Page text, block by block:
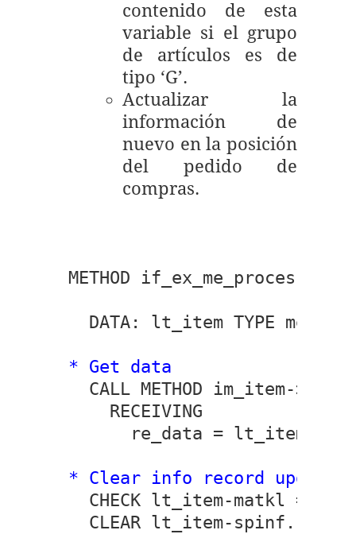
contenido de esta
variable si el grupo
de artículos es de
tipo ‘G’.
Actualizar la
información de
nuevo en la posición
del pedido de
compras.
METHOD
DATA: lt_item TYPE
* Get data
CALL METHOD im_item-
RECEIVING
re_data = lt_item.
* Clear info record update
CHECK lt_item-matkl =
CLEAR lt_item-spinf.